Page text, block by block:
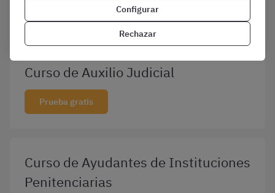
Curso de Auxilio Judicial
Prueba gratis
Curso de Ayudantes de Instituciones
Penitenciarias
Configurar
Rechazar